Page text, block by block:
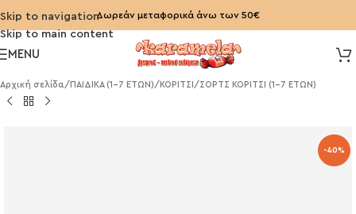
Skip to navigation
Skip to main content
Δωρεάν μεταφορικά άνω των 50€
MENU
Αρχική σελίδα/ ΠΑΙΔΙΚΑ (1-7 ΕΤΩΝ)/ ΚΟΡΙΤΣΙ /ΣΟΡΤΣ ΚΟΡΙΤΣΙ (1-7 ΕΤΩΝ)
-40%